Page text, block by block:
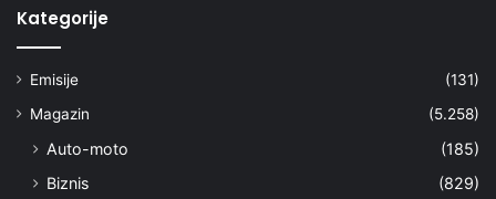
Kategorije
Emisije
(131)
Magazin
(5.258)
Auto-moto
(185)
Biznis
(829)